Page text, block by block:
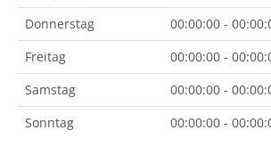
Donnerstag
00:00:00 -
Freitag
00:00:00 -
Samstag
00:00:00 -
Sonntag
00:00:00 -